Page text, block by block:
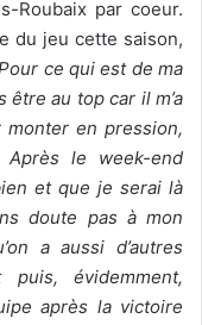
Roubaix par coeur.
du jeu cette saison,
ce qui est de ma
au top car il m’a
en pression,
le week-end
et que je serai là
doute pas à mon
a aussi d’autres
évidemment,
après la victoire